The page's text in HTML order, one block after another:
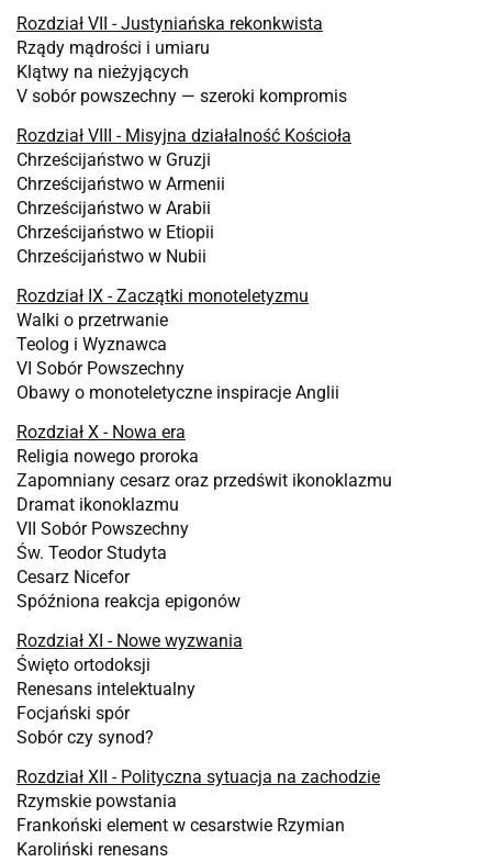
Rozdział VII - Justyniańska rekonkwista
Rządy mądrości i umiaru
Klątwy na nieżyjących
V sobór powszechny — szeroki kompromis
Rozdział VIII - Misyjna działalność Kościoła
Chrześcijaństwo w Gruzji
Chrześcijaństwo w Armenii
Chrześcijaństwo w Arabii
Chrześcijaństwo w Etiopii
Chrześcijaństwo w Nubii
Rozdział IX - Zaczątki monoteletyzmu
Walki o przetrwanie
Teolog i Wyznawca
VI Sobór Powszechny
Obawy o monoteletyczne inspiracje Anglii
Rozdział X - Nowa era
Religia nowego proroka
Zapomniany cesarz oraz przedświt ikonoklazmu
Dramat ikonoklazmu
VII Sobór Powszechny
Św. Teodor Studyta
Cesarz Nicefor
Spóźniona reakcja epigonów
Rozdział XI - Nowe wyzwania
Święto ortodoksji
Renesans intelektualny
Focjański spór
Sobór czy synod?
Rozdział XII - Polityczna sytuacja na zachodzie
Rzymskie powstania
Frankoński element w cesarstwie Rzymian
Karoliński renesans